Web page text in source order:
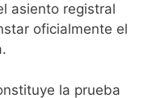
asiento registral
oficialmente el
la prueba